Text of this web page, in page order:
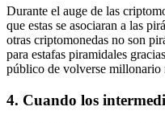
Durante el auge de las
que estas se asociaran a las
otras criptomonedas no son
para estafas piramidales
público de volverse millonario
4. Cuando los